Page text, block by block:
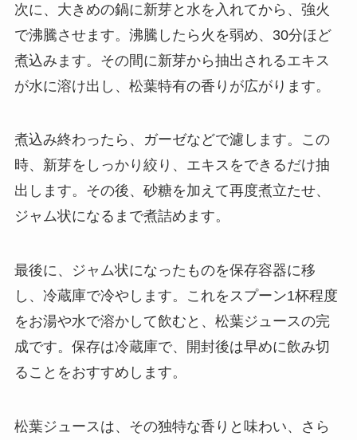
次に、大きめの鍋に新芽と水を入れてから、強火
で沸騰させます。沸騰したら火を弱め、30分ほど
煮込みます。その間に新芽から抽出されるエキス
が水に溶け出し、松葉特有の香りが広がります。
煮込み終わったら、ガーゼなどで濾します。この
時、新芽をしっかり絞り、エキスをできるだけ抽
出します。その後、砂糖を加えて再度煮立たせ、
ジャム状になるまで煮詰めます。
最後に、ジャム状になったものを保存容器に移
し、冷蔵庫で冷やします。これをスプーン1杯程度
をお湯や水で溶かして飲むと、松葉ジュースの完
成です。保存は冷蔵庫で、開封後は早めに飲み切
ることをおすすめします。
松葉ジュースは、その独特な香りと味わい、さら